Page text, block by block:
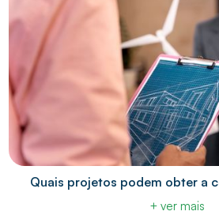
Quais projetos podem obter a
+ ver mais